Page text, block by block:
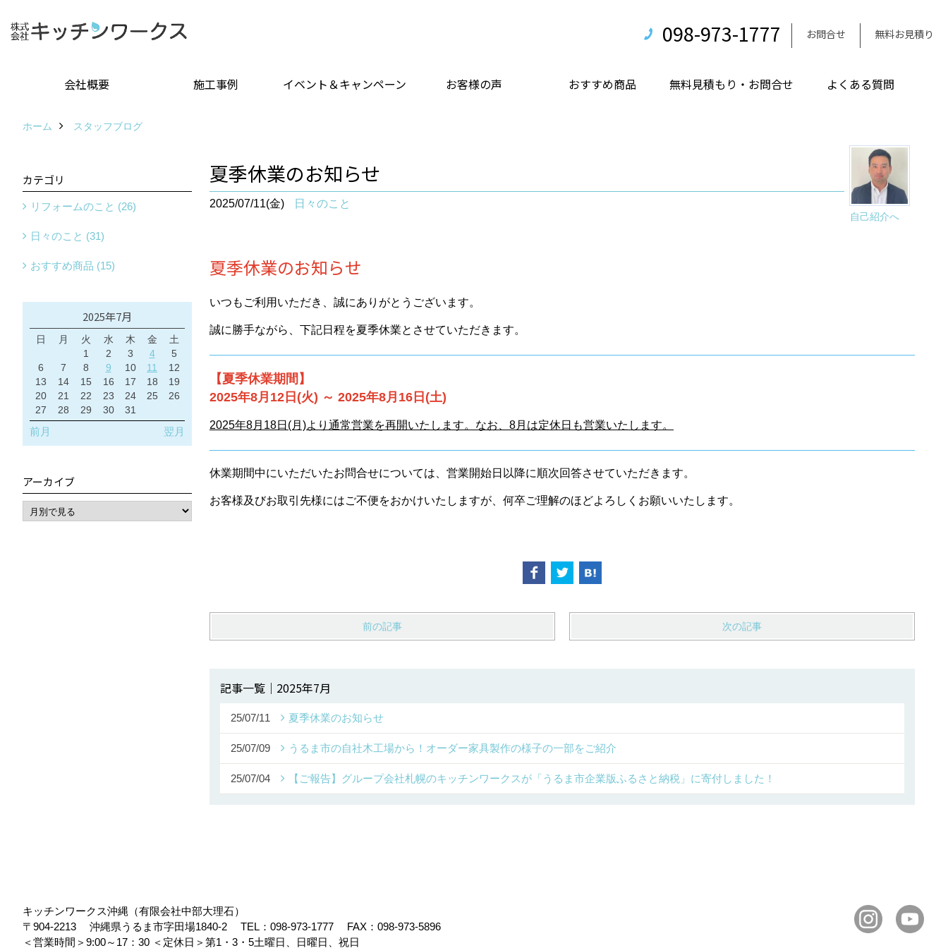
098-973-1777 お問合せ 無料お見積り
会社概要 施工事例 イベント＆キャンペーン お客様の声 おすすめ商品 無料見積もり・お問合せ よくある質問
ホーム スタッフブログ
自己紹介へ
夏季休業のお知らせ
2025/07/11(金) 日々のこと
夏季休業のお知らせ
いつもご利用いただき、誠にありがとうございます。
誠に勝手ながら、下記日程を夏季休業とさせていただきます。
【夏季休業期間】
2025年8月12日(火) ～ 2025年8月16日(土)
2025年8月18日(月)より通常営業を再開いたします。なお、8月は定休日も営業いたします。
休業期間中にいただいたお問合せについては、営業開始日以降に順次回答させていただきます。
お客様及びお取引先様にはご不便をおかけいたしますが、 何卒ご理解のほどよろしくお願いいたします。
前の記事 次の記事
記事一覧｜2025年7月
25/07/11 夏季休業のお知らせ
25/07/09 うるま市の自社木工場から！オーダー家具製作の様子の一部をご紹介
25/07/04 【ご報告】グループ会社札幌のキッチンワークスが「うるま市企業版ふるさと納税」に寄付しました！
カテゴリ
リフォームのこと (26)
日々のこと (31)
おすすめ商品 (15)
2025年7月
日 月 火 水 木 金
土
1
2 3 4
5
6
7 8 9 10 11
12
13
14 15 16 17 18
19
20
21 22 23 24 25
26
27
28 29 30 31
前月 翌月
アーカイブ
キッチンワークス沖縄（有限会社中部大理石）
〒904-2213
沖縄県うるま市字田場1840-2 TEL： 098-973-1777
FAX：098-973-5896
＜営業時間＞9:00～17：30 ＜定休日＞第1・3・5土曜日、日曜日、祝日